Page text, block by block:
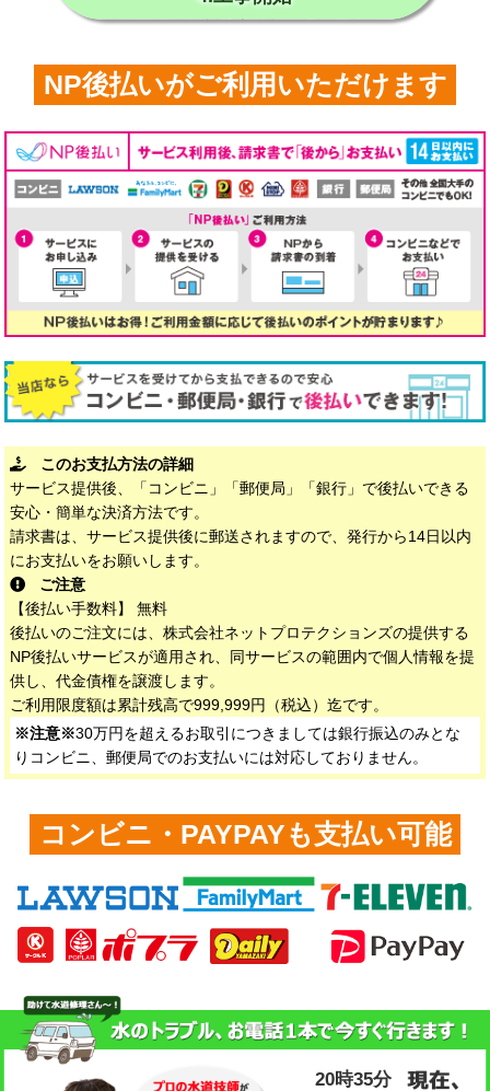
NP後払いがご利用いただけます
このお支払方法の詳細
サービス提供後、「コンビニ」「郵便局」「銀行」で後払いできる
安心・簡単な決済方法です。
請求書は、サービス提供後に郵送されますので、発行から14日以内
にお支払いをお願いします。
ご注意
【後払い手数料】 無料
後払いのご注文には、株式会社ネットプロテクションズの提供する
NP後払いサービスが適用され、同サービスの範囲内で個人情報を提
供し、代金債権を譲渡します。
ご利用限度額は累計残高で999,999円（税込）迄です。
※注意※30万円を超えるお取引につきましては銀行振込のみとな
りコンビニ、郵便局でのお支払いには対応しておりません。
コンビニ・PAYPAYも支払い可能
20時35分